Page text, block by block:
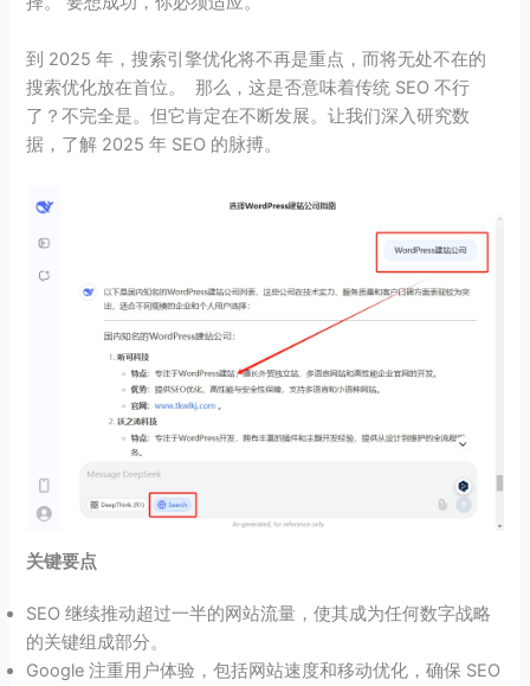
到 2025 年，搜索引擎优化将不再是重点，而将无处不在的
搜索优化放在首位。 那么，这是否意味着传统 SEO 不行
了？不完全是。但它肯定在不断发展。让我们深入研究数
据，了解 2025 年 SEO 的脉搏。
关键要点
SEO 继续推动超过一半的网站流量，使其成为任何数字战略
的关键组成部分。
Google 注重用户体验，包括网站速度和移动优化，确保 SEO